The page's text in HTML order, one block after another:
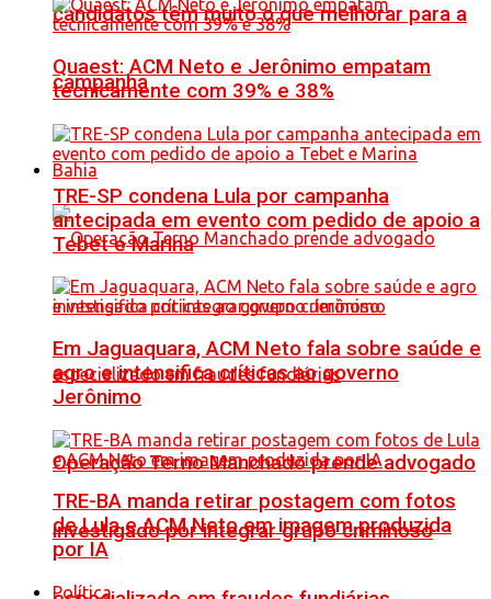
candidatos têm muito o que melhorar para a
campanha
Bahia
Operação Terno Manchado prende advogado
investigado por integrar grupo criminoso
Quaest: ACM Neto e Jerônimo empatam
tecnicamente com 39% e 38%
TRE-SP condena Lula por campanha
antecipada em evento com pedido de apoio a
Tebet e Marina
Em Jaguaquara, ACM Neto fala sobre saúde e
agro e intensifica críticas ao governo
Jerônimo
TRE-BA manda retirar postagem com fotos
de Lula e ACM Neto em imagem produzida
por IA
Política